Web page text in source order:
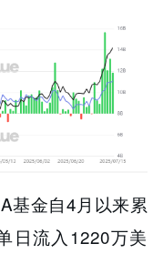
基金自4月以来累
日流入1220万美